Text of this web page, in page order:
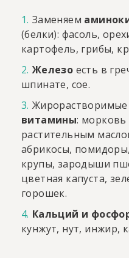
Заменяем
(белки): фасоль,
картофель, грибы,
Железо есть в
шпинате, сое.
Жирорастворимые
витамины: морковь
растительным
абрикосы,
крупы, зародыши
цветная капуста,
горошек.
Кальций и
кунжут, нут, инжир,